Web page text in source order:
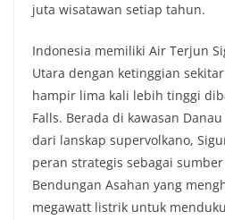
juta wisatawan setiap tahun.
Indonesia memiliki Air Terjun
Utara dengan ketinggian
hampir lima kali lebih tinggi
Falls. Berada di kawasan
dari lanskap supervolkano,
peran strategis sebagai
Bendungan Asahan yang
megawatt listrik untuk